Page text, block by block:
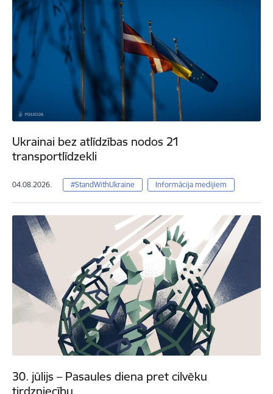
Ukrainai bez atlīdzības nodos 21
transportlīdzekli
04.08.2026. #StandWithUkraine Informācija medijiem
30. jūlijs – Pasaules diena pret cilvēku
tirdzniecību